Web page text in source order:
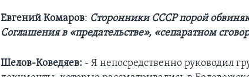
Евгений Комаров: Сторонники СССР порой
Соглашения в «предательстве», «сепаратном
Шелов-Коведяев: - Я непосредственно руководил